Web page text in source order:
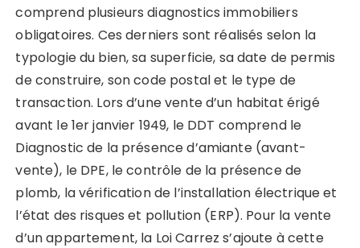
comprend plusieurs diagnostics immobiliers
obligatoires. Ces derniers sont réalisés selon la
typologie du bien, sa superficie, sa date de permis
de construire, son code postal et le type de
transaction. Lors d’une vente d’un habitat érigé
avant le 1er janvier 1949, le DDT comprend le
Diagnostic de la présence d’amiante (avant-
vente), le DPE, le contrôle de la présence de
plomb, la vérification de l’installation électrique et
l’état des risques et pollution (ERP). Pour la vente
d’un appartement, la Loi Carrez s’ajoute à cette